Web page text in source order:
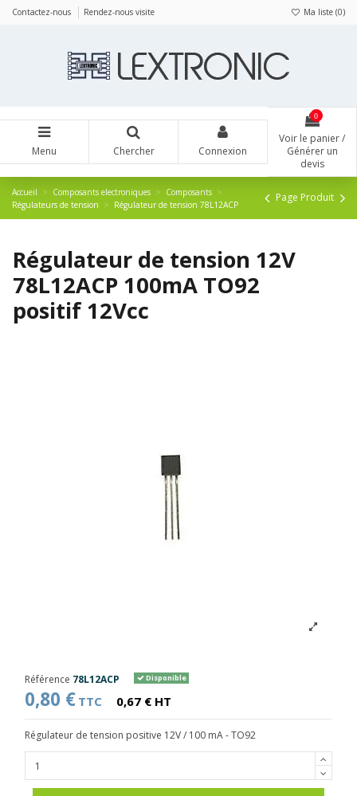
Contactez-nous Rendez-nous visite Ma liste (0)
Menu Chercher Connexion
0
Voir le panier /
Générer un
devis
Accueil Composants electroniques
Composants
Régulateurs de tension
Régulateur de tension 78L12ACP
Page Produit
Régulateur de tension 12V
78L12ACP 100mA TO92
positif 12Vcc
Référence 78L12ACP Disponible
0,80 € TTC 0,67 € HT
Régulateur de tension positive 12V / 100 mA - TO92
Panneau de gestion des cookies